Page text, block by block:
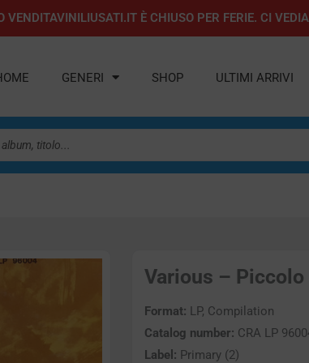
È CHIUSO PER FERIE. CI
GENERI SHOP ULTIMI ARRIVI
Various –
Format: LP, Compilation
Catalog number: CRA LP
Label: Primary (2)